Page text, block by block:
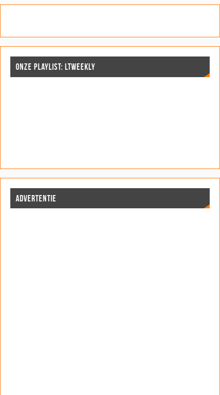
ONZE PLAYLIST: LTWEEKLY
ADVERTENTIE